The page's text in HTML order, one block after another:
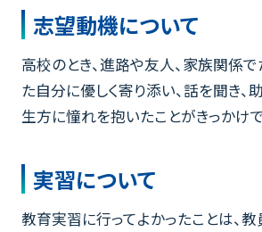
志望動機について
高校のとき、進路や友人、家族関係
た自分に優しく寄り添い、話を聞き、
生方に憧れを抱いたことがきっかけで
実習について
教育実習に行ってよかったことは、